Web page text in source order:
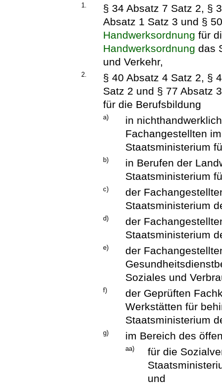
1.
§ 34 Absatz 7 Satz 2, §
Absatz 1 Satz 3 und §
Handwerksordnung für
Handwerksordnung das
und Verkehr,
2.
§ 40 Absatz 4 Satz 2, §
Satz 2 und § 77 Absatz
für die Berufsbildung
a)
in
Fachangestellten
Staatsministerium
b)
in Berufen der
Staatsministerium
c)
der
Staatsministerium
d)
der
Staatsministerium
e)
der
Soziales und
f)
der Geprüften
Werkstätten für
Staatsministerium
g) im Bereich des
aa)
für die
und